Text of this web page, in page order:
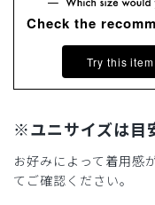
Check the
Try this
※ユニサイズは目
お好みによって着用感
てご確認ください。